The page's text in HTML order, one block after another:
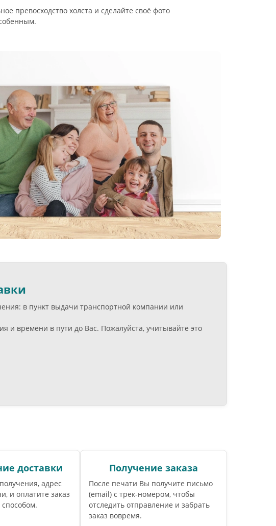
превосходство холста и сделайте своё фото
в пункт выдачи транспортной компании или
и времени в пути до Вас. Пожалуйста, учитывайте это
доставки
адрес
и оплатите заказ
Получение заказа
После печати Вы получите письмо
(email) c трек-номером, чтобы
отследить отправление и забрать
заказ вовремя.